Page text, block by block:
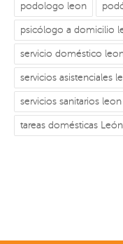
podologo leon
psicólogo a domicilio
servicio doméstico
servicios asistenciales
servicios sanitarios leon
tareas domésticas León